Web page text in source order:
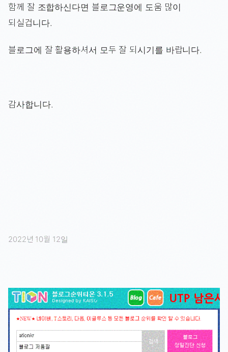
함께 잘 조합하신다면 블로그운영에 도움 많이
되실겁니다.
블로그에 잘 활용하셔서 모두 잘 되시기를 바랍니다.
감사합니다.
2022년 10월 12일